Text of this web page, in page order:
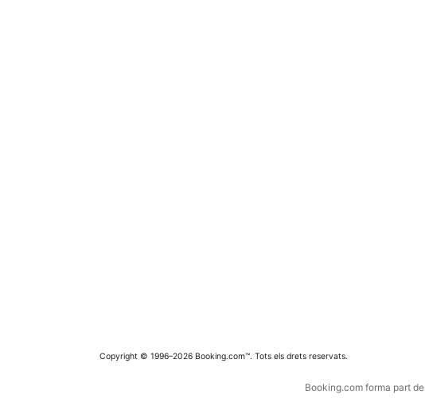
Copyright © 1996–2026 Booking.com™. Tots els drets reservats.
Booking.com forma part